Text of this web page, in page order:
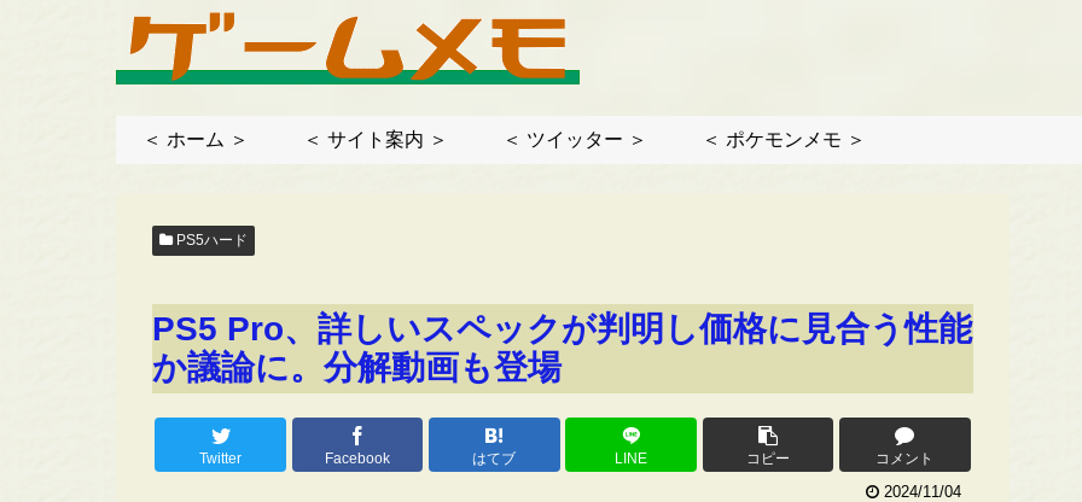
＜ ホーム ＞ ＜ サイト案内 ＞ ＜ ツイッター ＞ ＜ ポケモンメモ ＞
PS5ハード
PS5 Pro、詳しいスペックが判明し価格に見合う性能
か議論に。分解動画も登場
Twitter Facebook はてブ LINE コピー コメント
2024/11/04